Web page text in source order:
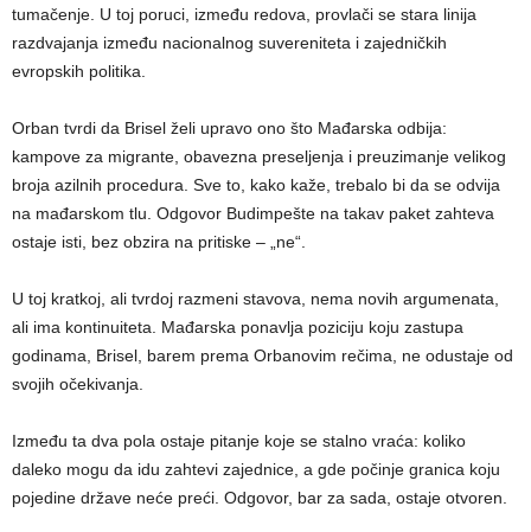
tumačenje. U toj poruci, između redova, provlači se stara linija
razdvajanja između nacionalnog suvereniteta i zajedničkih
evropskih politika.
Orban tvrdi da Brisel želi upravo ono što Mađarska odbija:
kampove za migrante, obavezna preseljenja i preuzimanje velikog
broja azilnih procedura. Sve to, kako kaže, trebalo bi da se odvija
na mađarskom tlu. Odgovor Budimpešte na takav paket zahteva
ostaje isti, bez obzira na pritiske – „ne“.
U toj kratkoj, ali tvrdoj razmeni stavova, nema novih argumenata,
ali ima kontinuiteta. Mađarska ponavlja poziciju koju zastupa
godinama, Brisel, barem prema Orbanovim rečima, ne odustaje od
svojih očekivanja.
Između ta dva pola ostaje pitanje koje se stalno vraća: koliko
daleko mogu da idu zahtevi zajednice, a gde počinje granica koju
pojedine države neće preći. Odgovor, bar za sada, ostaje otvoren.